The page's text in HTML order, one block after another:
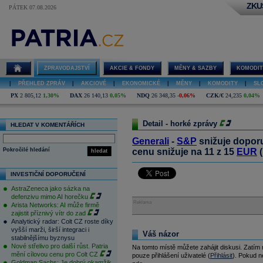
PÁTEK 07.08.2026
ZPRAVODAJSTVÍ AKCIE & FONDY MĚNY & SAZBY
PŘEHLED ZPRÁV AKCIOVÉ EKONOMICKÉ MĚNY KOMODITY
PX 2 805,12 1,30% DAX 26 140,13 0,05% NDQ 26 348,35 -0,06% CZK/€ 24,235 0,04%
HLEDAT V KOMENTÁŘÍCH
hledat
Pokročilé hledání
INVESTIČNÍ DOPORUČENÍ
AstraZeneca jako sázka na
defenzivu mimo AI horečku
Arista Networks: AI může firmě
zajistit příznivý vítr do zad
Analytický radar: Colt CZ roste díky
vyšší marži, širší integraci i
stabilnějšímu byznysu
Nové střelivo pro další růst. Patria
mění cílovou cenu pro Colt CZ
Detail - horké zprávy
Generali - S&P snižuje
cenu snižuje na 11 z 15 EUR
Reklama
Váš názor
Na tomto místě můžete zahájit diskusi.
pouze přihlášení uživatelé (Přihlásit). Pokud